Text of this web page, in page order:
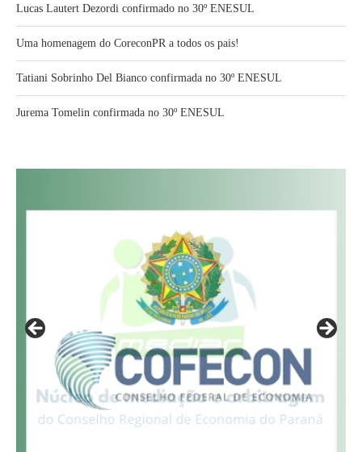
Lucas Lautert Dezordi confirmado no 30º ENESUL
Uma homenagem do CoreconPR a todos os pais!
Tatiani Sobrinho Del Bianco confirmada no 30º ENESUL
Jurema Tomelin confirmada no 30º ENESUL